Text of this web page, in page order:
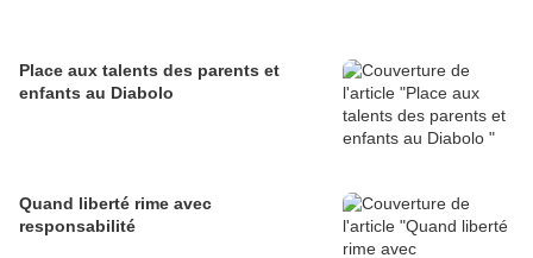
Place aux talents des parents et
enfants au Diabolo
Quand liberté rime avec
responsabilité